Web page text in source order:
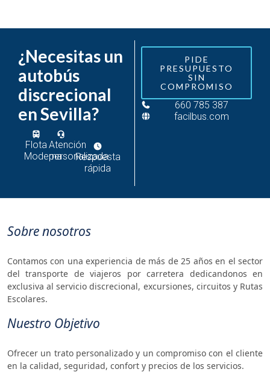
¿Necesitas un
autobús
discrecional
en Sevilla?
Flota
Moderna
Atención
personalizada
Respuesta
rápida
PIDE
PRESUPUESTO
SIN
COMPROMISO
660 785 387
facilbus.com
Sobre nosotros
Contamos con una experiencia de más de 25 años en el sector
del transporte de viajeros por carretera dedicandonos en
exclusiva al servicio discrecional, excursiones, circuitos y Rutas
Escolares.
Nuestro Objetivo
Ofrecer un trato personalizado y un compromiso con el cliente
en la calidad, seguridad, confort y precios de los servicios.